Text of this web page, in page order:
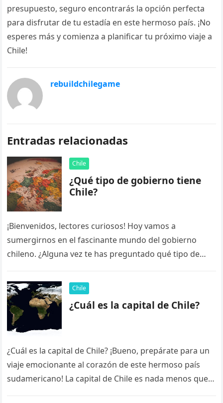
presupuesto, seguro encontrarás la opción perfecta
para disfrutar de tu estadía en este hermoso país. ¡No
esperes más y comienza a planificar tu próximo viaje a
Chile!
rebuildchilegame
Entradas relacionadas
Chile
¿Qué tipo de gobierno tiene
Chile?
¡Bienvenidos, lectores curiosos! Hoy vamos a
sumergirnos en el fascinante mundo del gobierno
chileno. ¿Alguna vez te has preguntado qué tipo de
Chile
¿Cuál es la capital de Chile?
¿Cuál es la capital de Chile? ¡Bueno, prepárate para un
viaje emocionante al corazón de este hermoso país
sudamericano! La capital de Chile es nada menos que…